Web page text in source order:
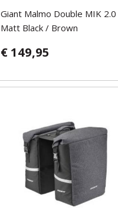
Giant Malmo Double MIK 2.0
Matt Black / Brown
€ 149,95